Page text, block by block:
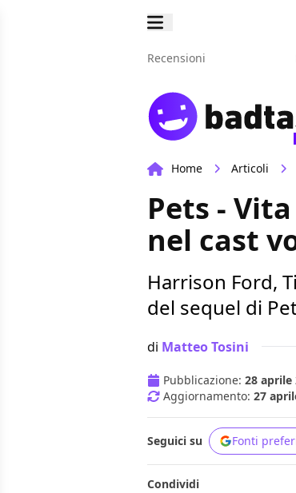
Recensioni
Home Articoli
Pets -
nel cast
Harrison Ford,
del sequel di
di Matteo Tosini
Pubblicazione: 28 aprile
Aggiornamento: 27
Seguici su Fonti
Condividi